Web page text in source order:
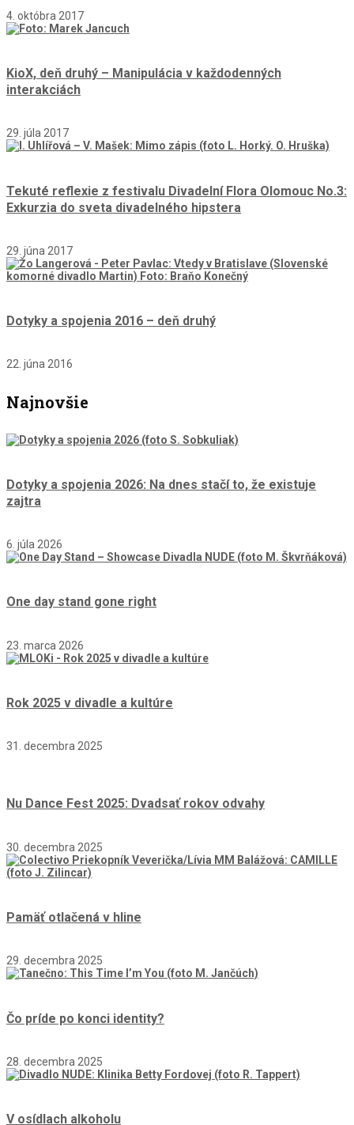
4. októbra 2017
KioX, deň druhý – Manipulácia v každodenných
interakciách
29. júla 2017
Tekuté reflexie z festivalu Divadelní Flora Olomouc No.3:
Exkurzia do sveta divadelného hipstera
29. júna 2017
Dotyky a spojenia 2016 – deň druhý
22. júna 2016
Najnovšie
Dotyky a spojenia 2026: Na dnes stačí to, že existuje
zajtra
6. júla 2026
One day stand gone right
23. marca 2026
Rok 2025 v divadle a kultúre
31. decembra 2025
Nu Dance Fest 2025: Dvadsať rokov odvahy
30. decembra 2025
Pamäť otlačená v hline
29. decembra 2025
Čo príde po konci identity?
28. decembra 2025
V osídlach alkoholu